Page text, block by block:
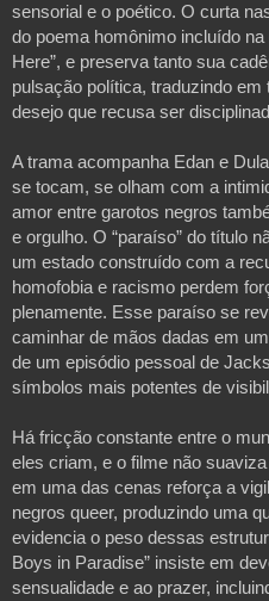
sensorial e o poético. O curta
do poema homônimo incluído
Here”, e preserva tanto sua
pulsação política, traduzindo
desejo que recusa ser
A trama acompanha Edan e
se tocam, se olham com a
amor entre garotos negros
e orgulho. O “paraíso” do título
um estado construído com a
homofobia e racismo perdem
plenamente. Esse paraíso se
caminhar de mãos dadas em
de um episódio pessoal de
símbolos mais potentes de
Há fricção constante entre o
eles criam, e o filme não
em uma das cenas reforça a
negros queer, produzindo uma
evidencia o peso dessas
Boys in Paradise” insiste em
sensualidade e ao prazer,